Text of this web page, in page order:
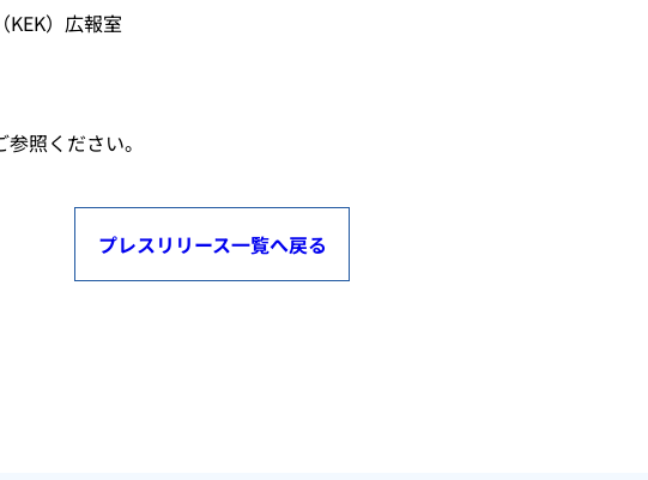
KEK）広報室
参照ください。
プレスリリース一覧へ戻る